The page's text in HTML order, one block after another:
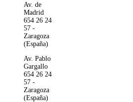
Av. de
Madrid
654 26 24
57 -
Zaragoza
(España)
Av. Pablo
Gargallo
654 26 24
57 -
Zaragoza
(España)